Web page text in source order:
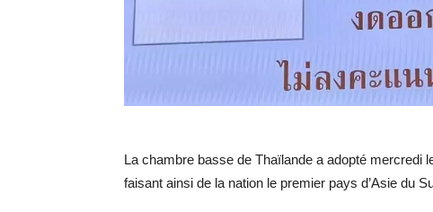
La chambre basse de Thaïlande a adopté mercredi
faisant ainsi de la nation le premier pays d’Asie du